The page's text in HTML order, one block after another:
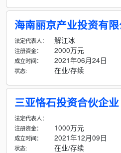
海南丽京产业投资有
法定代表人： 解江冰
注册资金： 2000万元
成立时间： 2021年06月24日
状态: 在业/存续
三亚恪石投资合伙企业
法定代表人：
注册资金：
1000万元
成立时间： 2021年12月09日
状态: 在业/存续